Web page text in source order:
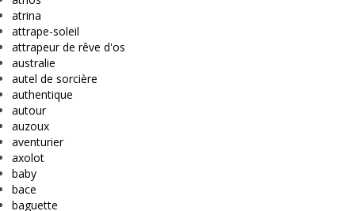
atrina
attrape-soleil
attrapeur de rêve d'os
australie
autel de sorcière
authentique
autour
auzoux
aventurier
axolot
baby
bace
baguette